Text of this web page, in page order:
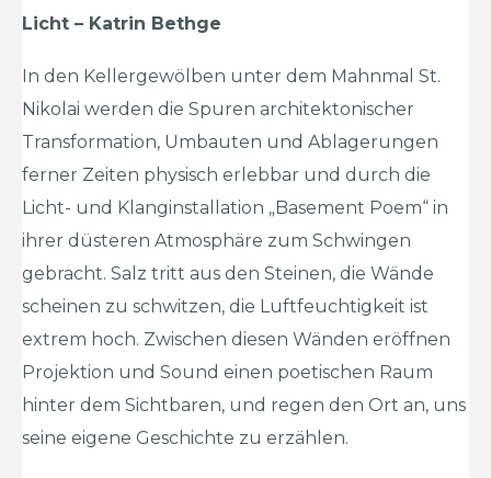
Licht – Katrin Bethge
In den Kellergewölben unter dem Mahnmal St.
Nikolai werden die Spuren architektonischer
Transformation, Umbauten und Ablagerungen
ferner Zeiten physisch erlebbar und durch die
Licht- und Klanginstallation „Basement Poem“ in
ihrer düsteren Atmosphäre zum Schwingen
gebracht. Salz tritt aus den Steinen, die Wände
scheinen zu schwitzen, die Luftfeuchtigkeit ist
extrem hoch. Zwischen diesen Wänden eröffnen
Projektion und Sound einen poetischen Raum
hinter dem Sichtbaren, und regen den Ort an, uns
seine eigene Geschichte zu erzählen.